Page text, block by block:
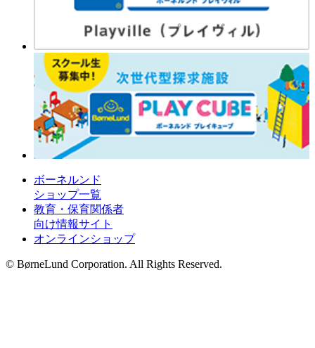
ボーネルンド
ショップ一覧
教育・保育関係者
向け情報サイト
オンラインショップ
© BørneLund Corporation. All Rights Reserved.